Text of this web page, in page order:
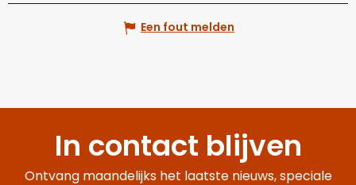
Een fout melden
In contact blijven
Ontvang maandelijks het laatste nieuws, speciale